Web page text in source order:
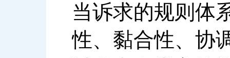
当诉求的规则体
性、黏合性、协